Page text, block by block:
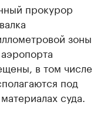
прокурор
зоны
в том числе
под
суда.